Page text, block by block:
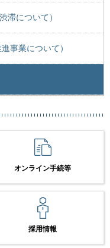
滞について）
事業について）
オンライン手続等
採用情報